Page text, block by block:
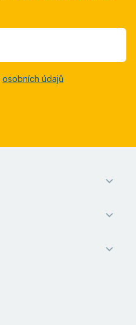
osobních údajů